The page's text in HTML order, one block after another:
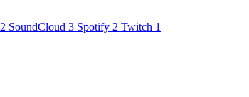
2 SoundCloud 3 Spotify 2 Twitch 1